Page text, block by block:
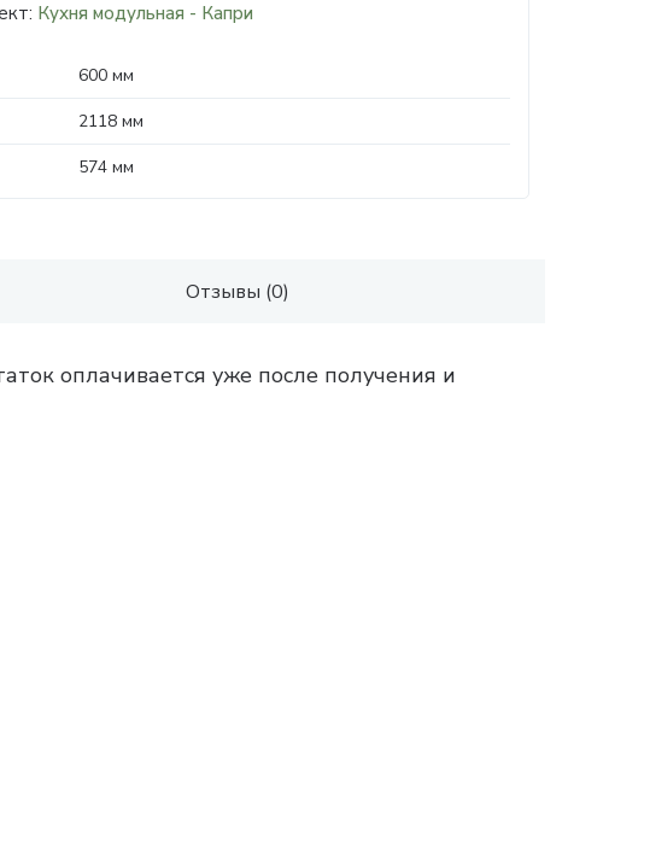
Кухня модульная - Капри
600 мм
2118 мм
574 мм
Отзывы (0)
оплачивается уже после получения и